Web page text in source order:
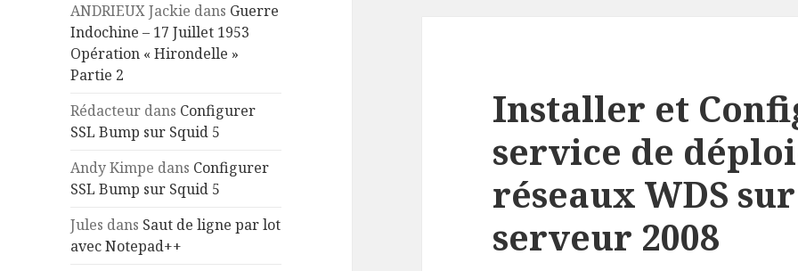
ANDRIEUX Jackie dans Guerre
Indochine – 17 Juillet 1953
Opération « Hirondelle »
Partie 2
Rédacteur dans Configurer
SSL Bump sur Squid 5
Andy Kimpe dans Configurer
SSL Bump sur Squid 5
Jules dans Saut de ligne par lot
avec Notepad++
Installer et
service de
réseaux WDS
serveur 2008